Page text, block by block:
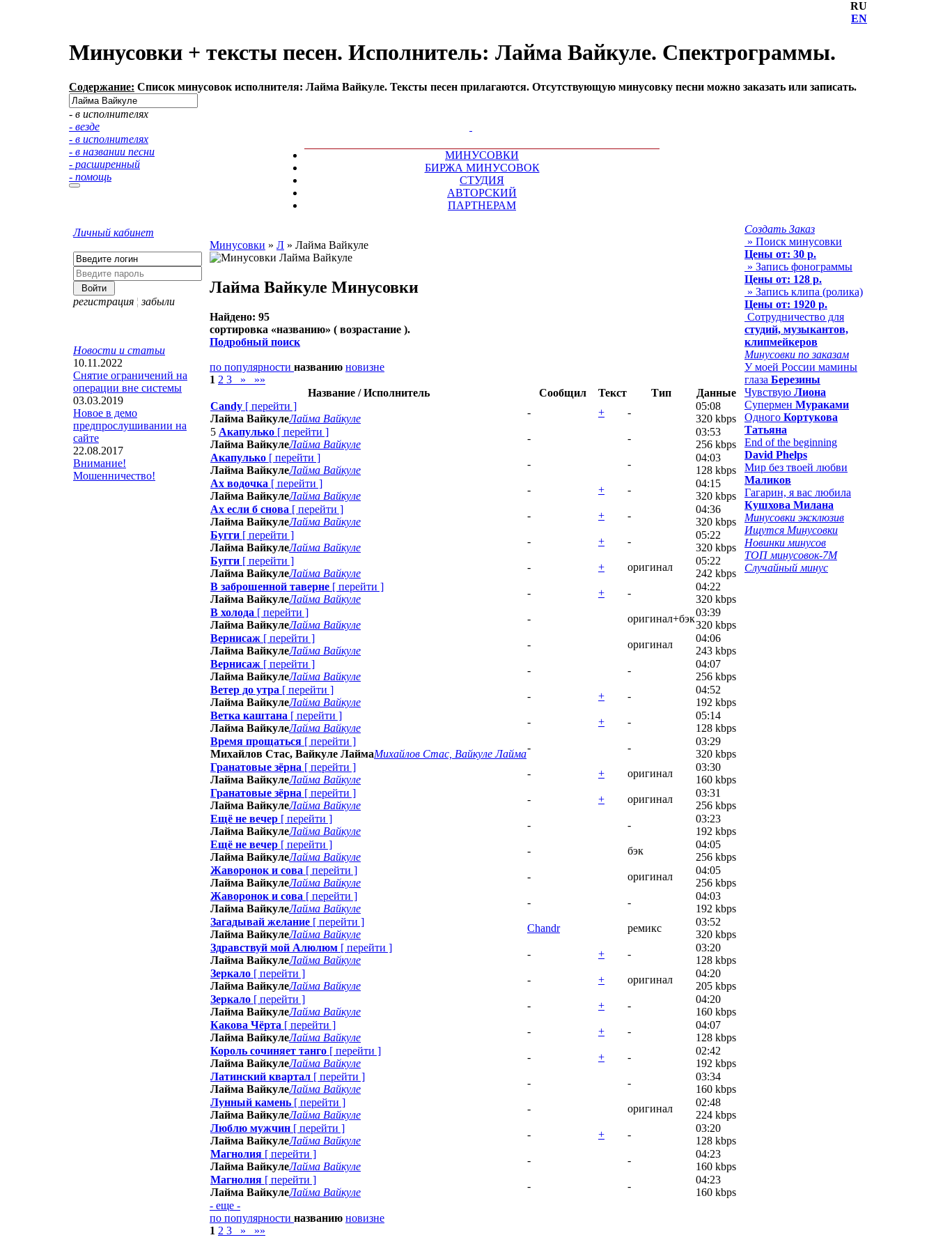
RU
EN
Минусовки + тексты песен. Исполнитель: Лайма Вайкуле. Спектрограммы.
Содержание: Список минусовок исполнителя: Лайма Вайкуле. Тексты песен прилагаются. Отсутствующую минусовку песни можно заказать или записать.
- в исполнителях
- везде
- в исполнителях
- в названии песни
- расширенный
- помощь
МИНУСОВКИ
БИРЖА МИНУСОВОК
СТУДИЯ
АВТОРСКИЙ
ПАРТНЕРАМ
Личный кабинет
регистрация ¦ забыли
Новости и статьи
10.11.2022
Снятие ограничений на
операции вне системы
03.03.2019
Новое в демо
предпрослушивании на
сайте
22.08.2017
Внимание!
Мошенничество!
Минусовки » Л » Лайма Вайкуле
Лайма Вайкуле Минусовки
Найдено: 95
сортировка «названию» ( возрастание ).
Подробный поиск
по популярности названию новизне
1 2 3 »
»»
Название / Исполнитель
Сообщил Текст Тип
Данные
Candy [ перейти ]
Лайма ВайкулеЛайма Вайкуле
- + -
05:08
320 kbps
5 Акапулько [ перейти ]
Лайма ВайкулеЛайма Вайкуле
- -
03:53
256 kbps
Акапулько [ перейти ]
Лайма ВайкулеЛайма Вайкуле
- -
04:03
128 kbps
Ах водочка [ перейти ]
Лайма ВайкулеЛайма Вайкуле
- + -
04:15
320 kbps
Ах если б снова [ перейти ]
Лайма ВайкулеЛайма Вайкуле
- + -
04:36
320 kbps
Бугги [ перейти ]
Лайма ВайкулеЛайма Вайкуле
- + -
05:22
320 kbps
Бугги [ перейти ]
Лайма ВайкулеЛайма Вайкуле
- + оригинал
05:22
242 kbps
В заброшенной таверне [ перейти ]
Лайма ВайкулеЛайма Вайкуле
- + -
04:22
320 kbps
В холода [ перейти ]
Лайма ВайкулеЛайма Вайкуле
- оригинал+бэк
03:39
320 kbps
Вернисаж [ перейти ]
Лайма ВайкулеЛайма Вайкуле
- оригинал
04:06
243 kbps
Вернисаж [ перейти ]
Лайма ВайкулеЛайма Вайкуле
- -
04:07
256 kbps
Ветер до утра [ перейти ]
Лайма ВайкулеЛайма Вайкуле
- + -
04:52
192 kbps
Ветка каштана [ перейти ]
Лайма ВайкулеЛайма Вайкуле
- + -
05:14
128 kbps
Время прощаться [ перейти ]
Михайлов Стас, Вайкуле ЛаймаМихайлов Стас, Вайкуле Лайма
- -
03:29
320 kbps
Гранатовые зёрна [ перейти ]
Лайма ВайкулеЛайма Вайкуле
- + оригинал
03:30
160 kbps
Гранатовые зёрна [ перейти ]
Лайма ВайкулеЛайма Вайкуле
- + оригинал
03:31
256 kbps
Ещё не вечер [ перейти ]
Лайма ВайкулеЛайма Вайкуле
- -
03:23
192 kbps
Ещё не вечер [ перейти ]
Лайма ВайкулеЛайма Вайкуле
- бэк
04:05
256 kbps
Жаворонок и сова [ перейти ]
Лайма ВайкулеЛайма Вайкуле
- оригинал
04:05
256 kbps
Жаворонок и сова [ перейти ]
Лайма ВайкулеЛайма Вайкуле
- -
04:03
192 kbps
Загадывай желание [ перейти ]
Лайма ВайкулеЛайма Вайкуле
Chandr ремикс
03:52
320 kbps
Здравствуй мой Алюлюм [ перейти ]
Лайма ВайкулеЛайма Вайкуле
- + -
03:20
128 kbps
Зеркало [ перейти ]
Лайма ВайкулеЛайма Вайкуле
- + оригинал
04:20
205 kbps
Зеркало [ перейти ]
Лайма ВайкулеЛайма Вайкуле
- + -
04:20
160 kbps
Какова Чёрта [ перейти ]
Лайма ВайкулеЛайма Вайкуле
- + -
04:07
128 kbps
Король сочиняет танго [ перейти ]
Лайма ВайкулеЛайма Вайкуле
- + -
02:42
192 kbps
Латинский квартал [ перейти ]
Лайма ВайкулеЛайма Вайкуле
- -
03:34
160 kbps
Лунный камень [ перейти ]
Лайма ВайкулеЛайма Вайкуле
- оригинал
02:48
224 kbps
Люблю мужчин [ перейти ]
Лайма ВайкулеЛайма Вайкуле
- + -
03:20
128 kbps
Магнолия [ перейти ]
Лайма ВайкулеЛайма Вайкуле
- -
04:23
160 kbps
Магнолия [ перейти ]
Лайма ВайкулеЛайма Вайкуле
- -
04:23
160 kbps
- еще -
по популярности названию новизне
1 2 3 » »»
Создать Заказ
» Поиск минусовки
Цены от: 30 р.
» Запись фонограммы
Цены от: 128 р.
» Запись клипа (ролика)
Цены от: 1920 р.
Сотрудничество для
студий, музыкантов,
клипмейкеров
Минусовки по заказам
У моей России мамины
глаза Березины
Чувствую Лиона
Супермен Мураками
Одного Кортукова
Татьяна
End of the beginning
David Phelps
Мир без твоей любви
Маликов
Гагарин, я вас любила
Кушхова Милана
Минусовки эксклюзив
Ищутся Минусовки
Новинки минусов
ТОП минусовок-7M
Случайный минус